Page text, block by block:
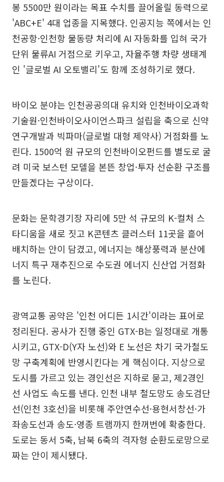
봉 5500만 원이라는 목표 수치를 끌어올릴 동력으로
'ABC+E' 4대 업종을 지목했다. 인공지능 쪽에서는 인
천공항·인천항 물동량 처리에 AI 자동화를 입혀 국가
단위 물류AI 거점으로 키우고, 자율주행 차량 생태계
인 '글로벌 AI 오토밸리'도 함께 조성하기로 했다.
바이오 분야는 인천공공의대 유치와 인천바이오과학
기술원·인천바이오사이언스파크 설립을 축으로 신약
연구개발과 빅파마(글로벌 대형 제약사) 거점화를 노
린다. 1500억 원 규모의 인천바이오펀드를 별도로 굴
려 미국 보스턴 모델을 본뜬 창업·투자 선순환 구조를
만들겠다는 구상이다.
문화는 문학경기장 자리에 5만 석 규모의 K-컬처 스
타디움을 새로 짓고 K콘텐츠 클러스터 11곳을 흩어
배치하는 안이 담겼고, 에너지는 해상풍력과 분산에
너지 특구 재추진으로 수도권 에너지 신산업 거점화
를 노린다.
광역교통 공약은 '인천 어디든 1시간'이라는 표어로
정리된다. 공사가 진행 중인 GTX-B는 일정대로 개통
시키고, GTX-D(Y자 노선)와 E 노선은 차기 국가철도
망 구축계획에 반영시킨다는 게 핵심이다. 지상으로
도시를 가르고 있는 경인선은 지하로 묻고, 제2경인
선 사업도 속도를 낸다. 인천 내부 철도망도 송도검단
선(인천 3호선)을 비롯해 주안연수선·용현서창선·가
좌송도선과 송도·영종 트램까지 한꺼번에 확충한다.
도로는 동서 5축, 남북 6축의 격자형 순환도로망으로
짜는 안이 제시됐다.